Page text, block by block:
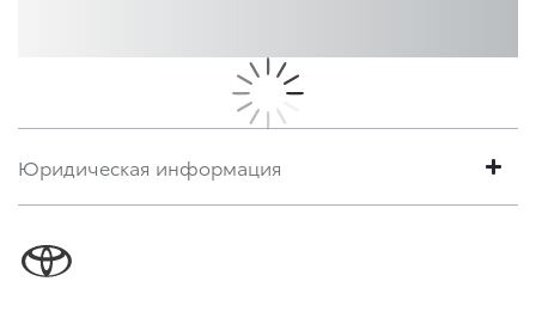
Юридическая информация